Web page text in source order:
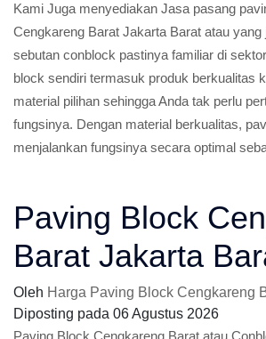
Kami Juga menyediakan Jasa pasang
Cengkareng Barat Jakarta Barat atau yang
sebutan conblock pastinya familiar di
block sendiri termasuk produk berkualitas
material pilihan sehingga Anda tak perlu
fungsinya. Dengan material berkualitas,
menjalankan fungsinya secara optimal
Paving Block
Barat Jakarta
Oleh Harga Paving Block Cengkareng
Diposting pada 06 Agustus 2026
Paving Block Cengkareng Barat atau